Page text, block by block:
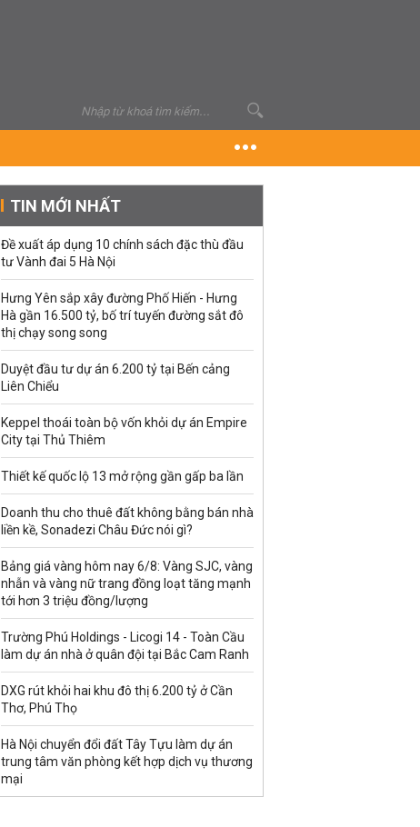
TIN MỚI NHẤT
Đề xuất áp dụng 10 chính sách đặc thù đầu
tư Vành đai 5 Hà Nội
Hưng Yên sắp xây đường Phố Hiến - Hưng
Hà gần 16.500 tỷ, bố trí tuyến đường sắt đô
thị chạy song song
Duyệt đầu tư dự án 6.200 tỷ tại Bến cảng
Liên Chiểu
Keppel thoái toàn bộ vốn khỏi dự án Empire
City tại Thủ Thiêm
Thiết kế quốc lộ 13 mở rộng gần gấp ba lần
Doanh thu cho thuê đất không bằng bán nhà
liền kề, Sonadezi Châu Đức nói gì?
Bảng giá vàng hôm nay 6/8: Vàng SJC, vàng
nhẫn và vàng nữ trang đồng loạt tăng mạnh
tới hơn 3 triệu đồng/lượng
Trường Phú Holdings - Licogi 14 - Toàn Cầu
làm dự án nhà ở quân đội tại Bắc Cam Ranh
DXG rút khỏi hai khu đô thị 6.200 tỷ ở Cần
Thơ, Phú Thọ
Hà Nội chuyển đổi đất Tây Tựu làm dự án
trung tâm văn phòng kết hợp dịch vụ thương
mại